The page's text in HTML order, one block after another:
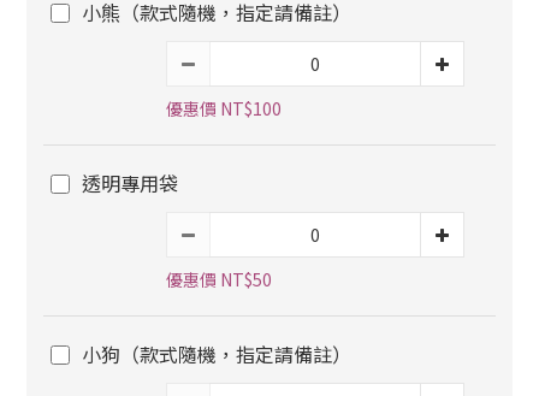
小熊（款式隨機，指定請備註）
優惠價 NT$100
透明專用袋
優惠價 NT$50
小狗（款式隨機，指定請備註）